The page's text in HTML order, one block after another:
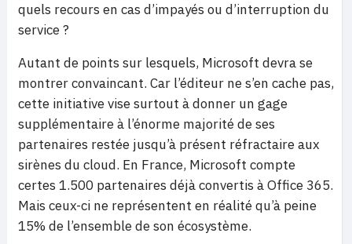
quels recours en cas d’impayés ou d’interruption du
service ?
Autant de points sur lesquels, Microsoft devra se
montrer convaincant. Car l’éditeur ne s’en cache pas,
cette initiative vise surtout à donner un gage
supplémentaire à l’énorme majorité de ses
partenaires restée jusqu’à présent réfractaire aux
sirènes du cloud. En France, Microsoft compte
certes 1.500 partenaires déjà convertis à Office 365.
Mais ceux-ci ne représentent en réalité qu’à peine
15% de l’ensemble de son écosystème.